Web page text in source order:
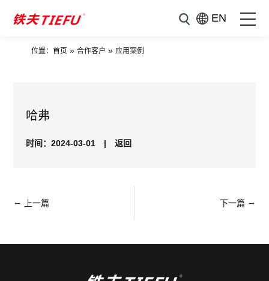
EN
位置：首页 »合作客户 » 应用案例
哈弗
时间：2024-03-01| 返回
← 上一篇 下一篇 →